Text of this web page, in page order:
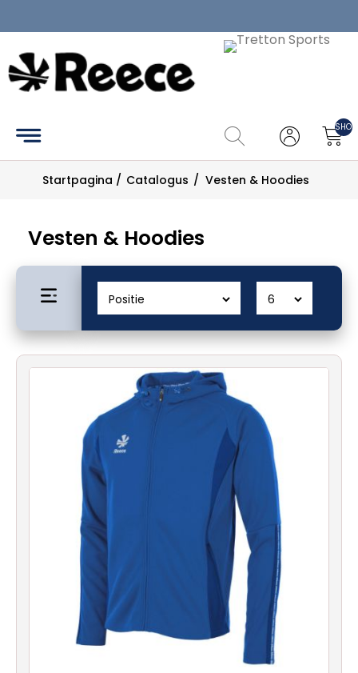
Home
Catalogus
Maattabel
Mijn
account
Contact
Startpagina / Catalogus / Vesten & Hoodies
Vesten & Hoodies